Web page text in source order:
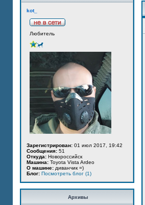
kot_
Любитель
Зарегистрирован: 01 июл 2017, 19:42
Сообщения: 51
Откуда: Новороссийск
Машина: Toyota Vista Ardeo
О машине: диванчик =)
Блог: Посмотреть блог (1)
Архивы